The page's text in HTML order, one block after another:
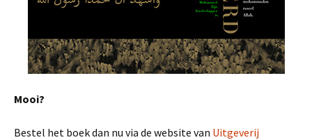
Mooi?
Bestel het boek dan nu via de website van Uitgeverij